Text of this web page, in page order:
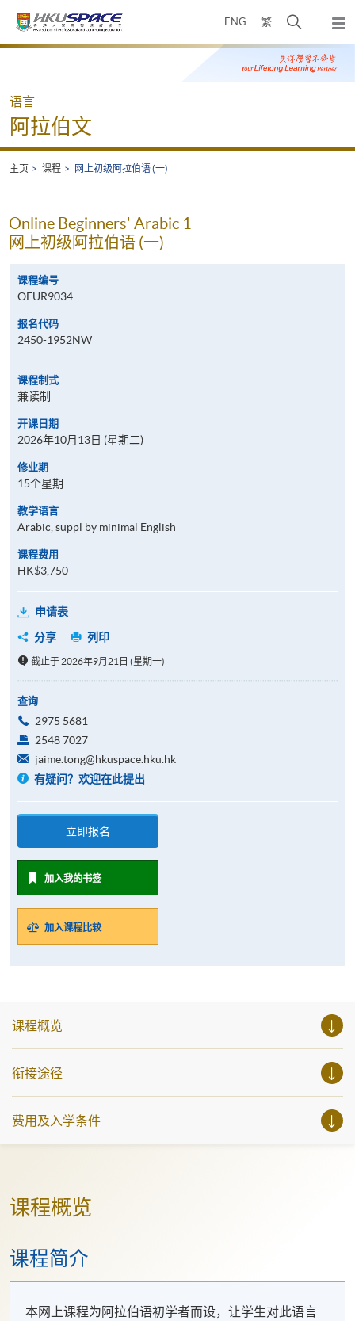
ENG 繁
开
搜
寻
弹
出
主
Main
语言
阿拉伯文
主页 课程 网上初级阿拉伯语 (一)
Online Beginners' Arabic 1
网上初级阿拉伯语 (一)
课程编号
OEUR9034
报名代码
2450-1952NW
课程制式
兼读制
开课日期
2026年10月13日 (星期二)
修业期
15个星期
教学语言
Arabic, suppl by minimal English
课程费用
HK$3,750
申请表
分享
列印
截止于 2026年9月21日 (星期一)
查询
2975 5681
2548 7027
jaime.tong@hkuspace.hku.hk
有疑问？欢迎在此提出
立即报名
加入我的书签
加入课程比较
课程概览
衔接途径
费用及入学条件
课程概览
课程简介
本网上课程为阿拉伯语初学者而设，让学生对此语言